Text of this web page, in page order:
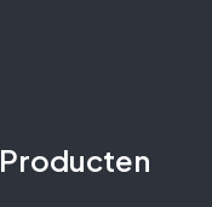
Producten